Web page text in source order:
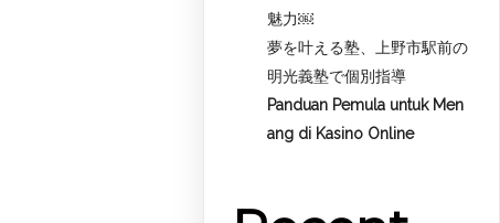
魅力￼
夢を叶える塾、上野市駅前の
明光義塾で個別指導
Panduan Pemula untuk Men
ang di Kasino Online